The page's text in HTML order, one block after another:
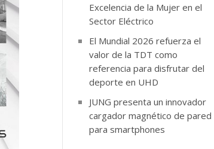
Excelencia de la Mujer en el
Sector Eléctrico
El Mundial 2026 refuerza el
valor de la TDT como
referencia para disfrutar del
deporte en UHD
JUNG presenta un innovador
cargador magnético de pared
para smartphones